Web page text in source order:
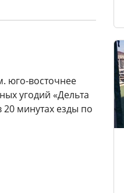
юго-восточнее
угодий «Дельта
минутах езды по